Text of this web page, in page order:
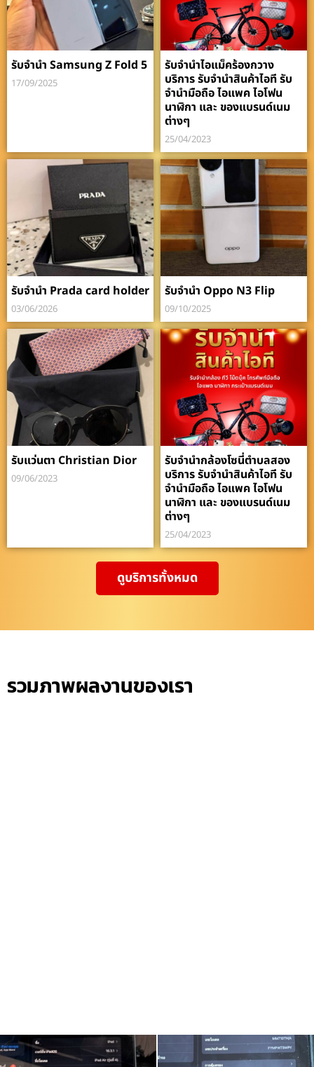
รับจำนำ Samsung Z Fold 5
17/09/2025
รับจำนำไอแม็คร้องกวาง
บริการ รับจำนำสินค้าไอที รับ
จำนำมือถือ ไอแพค ไอโฟน
นาฬิกา และ ของแบรนด์เนม
ต่างๆ
25/04/2023
รับจำนำ Prada card holder
03/06/2026
รับจำนำ Oppo N3 Flip
09/10/2025
รับแว่นตา Christian Dior
09/06/2023
รับจำนำกล้องโซนี่ตำบลสอง
บริการ รับจำนำสินค้าไอที รับ
จำนำมือถือ ไอแพค ไอโฟน
นาฬิกา และ ของแบรนด์เนม
ต่างๆ
25/04/2023
ดูบริการทั้งหมด
รวมภาพผลงานของเรา